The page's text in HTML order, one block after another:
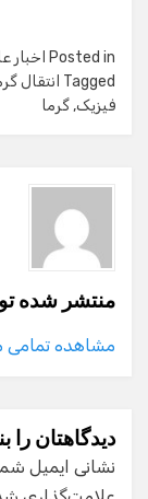
Posted in اخبار
Tagged انتقال
فیزیک, گرما
منتشر شده
مشاهده تمامی
دیدگاهتان را
نشانی ایمیل